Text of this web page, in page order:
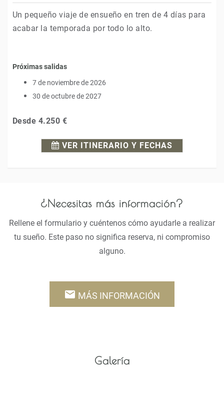
Un pequeño viaje de ensueño en tren de 4 días para
acabar la temporada por todo lo alto.
Próximas salidas
7 de noviembre de 2026
30 de octubre de 2027
Desde 4.250 €
VER ITINERARIO Y FECHAS
¿Necesitas más información?
Rellene el formulario y cuéntenos cómo ayudarle a realizar
tu sueño. Este paso no significa reserva, ni compromiso
alguno.
email MÁS INFORMACIÓN
Galería